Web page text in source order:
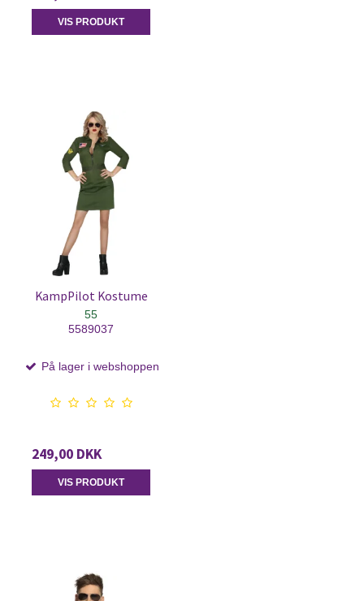
VIS PRODUKT
KampPilot Kostume
55
5589037
På lager i webshoppen
249,00 DKK
VIS PRODUKT